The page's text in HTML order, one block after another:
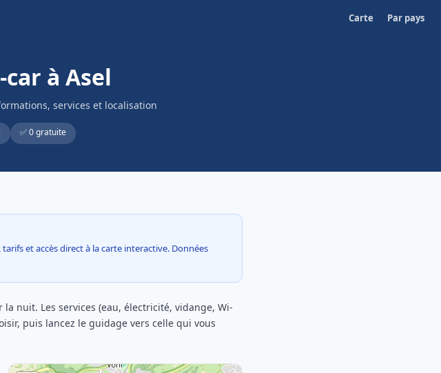
Carte Par pays
à Asel
services et localisation
✅ 0 gratuite
et accès direct à la carte interactive. Données
nuit. Les services (eau, électricité, vidange, Wi-
puis lancez le guidage vers celle qui vous